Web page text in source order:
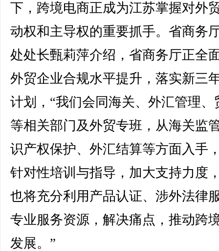
下，跨境电商正成为江苏掌握对外
动权和主导权的重要抓手。省商务
处处长甄莉萍介绍，省商务厅正全
外贸企业合规水平提升，落实新三
计划，“我们会同海关、外汇管理、
等相关部门及外贸专班，从海关监
识产权保护、外汇结算等方面入手
针对性培训与指导，加大支持力度
也将充分利用产品认证、涉外法律
专业服务资源，解决痛点，推动跨
发展。”